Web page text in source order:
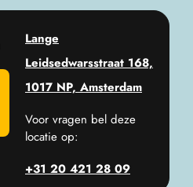
Lange
Leidsedwarsstraat 168,
1017 NP, Amsterdam
Voor vragen bel deze
locatie op:
+31 20 421 28 09